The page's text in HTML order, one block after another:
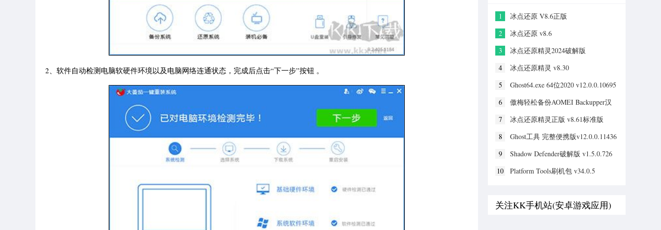
2、软件自动检测电脑软硬件环境以及电脑网络连通状态，完成后点击“下一步”按钮 。
1
冰点还原 V8.6正版
2
冰点还原 v8.6
3
冰点还原精灵2024破解版
4
冰点还原精灵 v8.30
5
Ghost64.exe 64位2020 v12.0.0.10695
6
傲梅轻松备份AOMEI Backupper汉
7
冰点还原精灵正版 v8.61标准版
8
Ghost工具 完整便携版v12.0.0.11436
9
Shadow Defender破解版 v1.5.0.726
10
Platform Tools刷机包 v34.0.5
关注KK手机站(安卓游戏应用)